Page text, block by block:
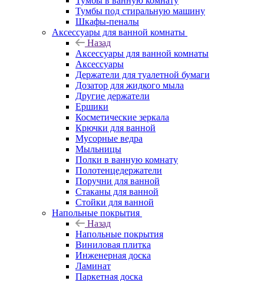
Тумбы под стиральную машину
Шкафы-пеналы
Аксессуары для ванной комнаты
Назад
Аксессуары для ванной комнаты
Аксессуары
Держатели для туалетной бумаги
Дозатор для жидкого мыла
Другие держатели
Ершики
Косметические зеркала
Крючки для ванной
Мусорные ведра
Мыльницы
Полки в ванную комнату
Полотенцедержатели
Поручни для ванной
Стаканы для ванной
Стойки для ванной
Напольные покрытия
Назад
Напольные покрытия
Виниловая плитка
Инженерная доска
Ламинат
Паркетная доска